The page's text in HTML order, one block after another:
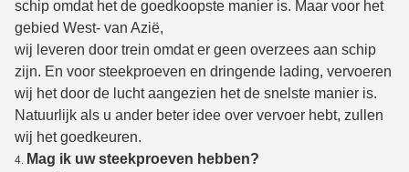
schip omdat het de goedkoopste manier is. Maar voor het
gebied West- van Azië,
wij leveren door trein omdat er geen overzees aan schip
zijn. En voor steekproeven en dringende lading, vervoeren
wij het door de lucht aangezien het de snelste manier is.
Natuurlijk als u ander beter idee over vervoer hebt, zullen
wij het goedkeuren.
4. Mag ik uw steekproeven hebben?